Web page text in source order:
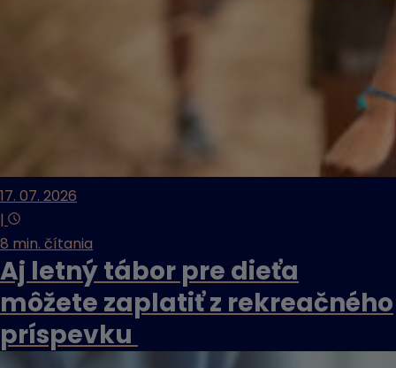
17. 07. 2026
|
8 min. čítania
Aj letný tábor pre dieťa
môžete zaplatiť z rekreačného
príspevku